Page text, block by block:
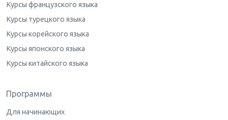
Курсы французского языка
Курсы турецкого языка
Курсы корейского языка
Курсы японского языка
Курсы китайского языка
Программы
Для начинающих